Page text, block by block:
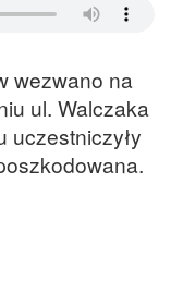
wezwano na
ul. Walczaka
uczestniczyły